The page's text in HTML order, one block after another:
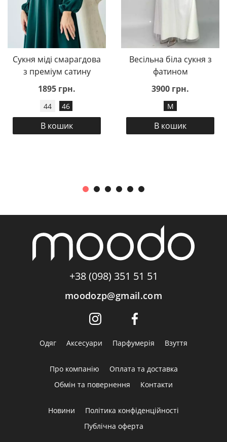
Сукня міді смарагдова
з преміум сатину
1895 грн.
44 46
В кошик
Весільна біла сукня з
фатином
3900 грн.
M
В кошик
+38 (098) 351 51 51
moodozp@gmail.com
Одяг Аксесуари Парфумерія Взуття
Про компанію
Оплата та доставка
Обмін та повернення
Контакти
Новини
Політика конфіденційності
Публічна оферта